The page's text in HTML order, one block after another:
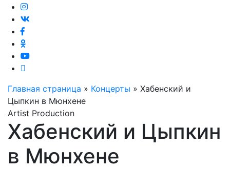
Главная страница » Концерты » Хабенский и
Цыпкин в Мюнхене
Artist Production
Хабенский и Цыпкин
в Мюнхене